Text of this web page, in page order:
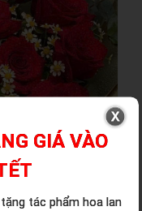
GIÁ VÀO
tác phẩm hoa lan